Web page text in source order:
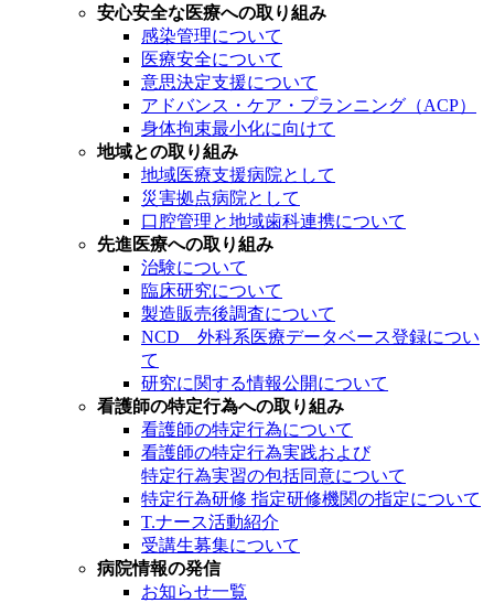
安心安全な医療への取り組み
感染管理について
医療安全について
意思決定支援について
アドバンス・ケア・プランニング（ACP）
身体拘束最小化に向けて
地域との取り組み
地域医療支援病院として
災害拠点病院として
口腔管理と地域歯科連携について
先進医療への取り組み
治験について
臨床研究について
製造販売後調査について
NCD 外科系医療データベース登録につい
て
研究に関する情報公開について
看護師の特定行為への取り組み
看護師の特定行為について
看護師の特定行為実践および
特定行為実習の包括同意について
特定行為研修 指定研修機関の指定について
T.ナース活動紹介
受講生募集について
病院情報の発信
お知らせ一覧